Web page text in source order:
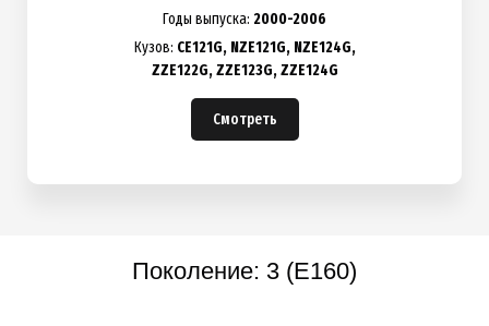
Годы выпуска: 2000-2006
Кузов: CE121G, NZE121G, NZE124G,
ZZE122G, ZZE123G,ZZE124G
Смотреть
Поколение: 3 (E160)